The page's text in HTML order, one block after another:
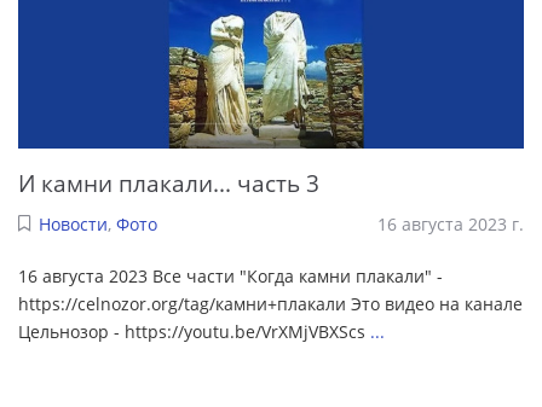
И камни плакали... часть 3
Новости, Фото 16 августа 2023 г.
16 августа 2023 Все части "Когда камни плакали" -
https://celnozor.org/tag/камни+плакали Это видео на канале
Цельнозор - https://youtu.be/VrXMjVBXScs ...